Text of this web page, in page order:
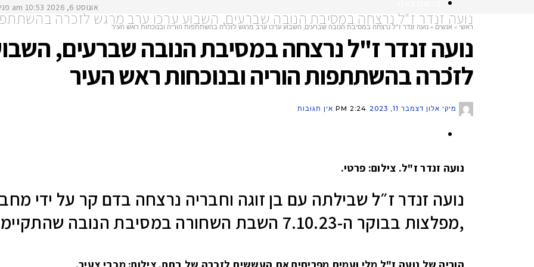
המומחים של מקומון ראשון»
אוגוסט 6, 2026
10:53 am
נועה זנדר ז"ל נרצחה במסיבת הנובה שברעים, השבוע ערכו ערב מרגש לזכרה
ראשי » אנשים » נועה זנדר ז"ל נרצחה במסיבת הנובה שברעים, השבוע ערכו ערב מרגש לזכרה בהשתתפות הוריה ובנוכחות ראש העיר
נועה זנדר ז"ל נרצחה במסיבת הנובה שברעים,
לזכרה בהשתתפות הוריה ובנוכחות ראש העיר
מיקי אלון דצמבר 11, 2023 2:24 PM אין תגובות
נועה זנדר ז"ל. צילום: פרטי.
נועה זנדר ז״ל שבילתה עם בן זוגה וחבריה נרצחה בדם קר על ידי
,מפלצות בבוקר ה-7.10.23 השבת השחורה במסיבת הנובה שהתקיימה ברעים.
הוריה של נועה ז"ל מלי ועמית מפריחים את העששית לזכרה של בתם. צילום: מכבי צעיר.